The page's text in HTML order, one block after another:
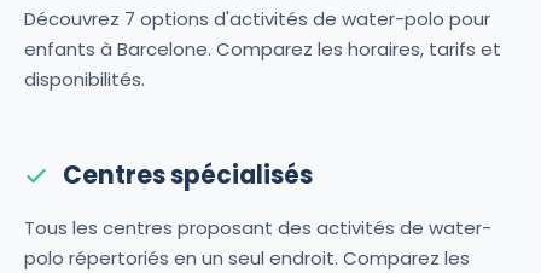
Découvrez 7 options d'activités de water-polo pour
enfants à Barcelone. Comparez les horaires, tarifs et
disponibilités.
Centres spécialisés
Tous les centres proposant des activités de water-
polo répertoriés en un seul endroit. Comparez les